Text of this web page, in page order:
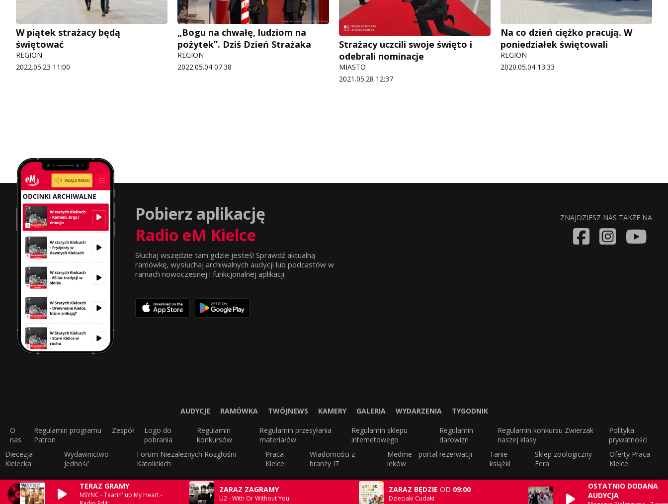
W piątek strażacy będą
świętować
REGION
2022.05.23 11:00
„Bogu na chwałę, ludziom na
pożytek”. Dziś Dzień Strażaka
REGION
2022.05.04 07:38
Strażacy uczcili swoje święto i
odebrali nominacje
MIASTO
2021.05.28 12:37
Na co dzień ciężko pracują. W
poniedziałek świętowali
REGION
2020.05.04 13:33
TERAZ GRAMY
NSYNC - Tearin' up My Heart -
ZARAZ ZAGRAMY
U2 - With Or Without You
ZARAZ BĘDZIE OD 09:00
Dzieciaki Cudaki
OSTATNIO DODANA
AUDYCJA
Pobierz aplikację
Radio eM Kielce
Słuchaj wszędzie tam gdzie jesteś! Sprawdź aktualną
ramówkę, wysłuchaj archiwalnych audycji lub podcastów w
ramach nowoczesnej i funkcjonalnej aplikacji.
ZNAJDZIESZ NAS TAKŻE NA
AUDYCJE RAMÓWKA TWÓJNEWS KAMERY GALERIA WYDARZENIA TYGODNIK
O
nas
Regulamin programu
Patron
Zespół
Logo do
pobrania
Regulamin
konkursów
Regulamin przesyłania
materiałów
Regulamin sklepu
internetowego
Regulamin
darowizn
Regulamin konkursu Zwierzak
naszej klasy
Polityka
prywatności
Diecezja
Kielecka
Wydawnictwo
Jedność
Forum Niezależnych Rozgłośni
Katolickich
Praca
Kielce
Wiadomości z
branży IT
Medme - portal rezerwacji
leków
Tanie
książki
Sklep zoologiczny
Fera
Oferty Praca
Kielce